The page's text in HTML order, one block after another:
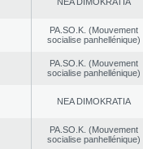
PA.SO.K. (Mouvement
socialise panhellénique)
PA.SO.K. (Mouvement
socialise panhellénique)
NEA DΙMOKRATIA
PA.SO.K. (Mouvement
socialise panhellénique)